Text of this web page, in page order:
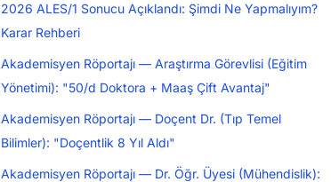
2026 ALES/1 Sonucu Açıklandı: Şimdi Ne Yapmalıyım?
Karar Rehberi
Akademisyen Röportajı — Araştırma Görevlisi (Eğitim
Yönetimi): "50/d Doktora + Maaş Çift Avantaj"
Akademisyen Röportajı — Doçent Dr. (Tıp Temel
Bilimler): "Doçentlik 8 Yıl Aldı"
Akademisyen Röportajı — Dr. Öğr. Üyesi (Mühendislik):